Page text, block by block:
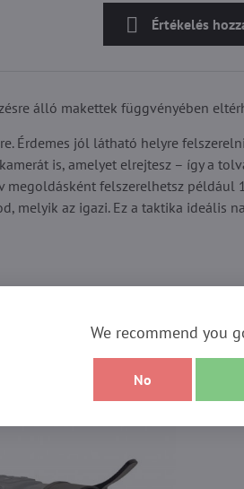
Értékelés
álló makettek függvényében
Érdemes jól látható helyre
is, amelyet elrejtesz – így a
felszerelhetsz például
melyik az igazi. Ez a taktika ideális
közül!We recommend you
No